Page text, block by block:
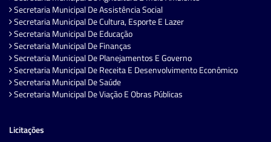
Secretaria Municipal De Assistência Social
Secretaria Municipal De Cultura, Esporte E Lazer
Secretaria Municipal De Educação
Secretaria Municipal De Finanças
Secretaria Municipal De Planejamentos E Governo
Secretaria Municipal De Receita E Desenvolvimento Econômico
Secretaria Municipal De Saúde
Secretaria Municipal De Viação E Obras Públicas
Licitações